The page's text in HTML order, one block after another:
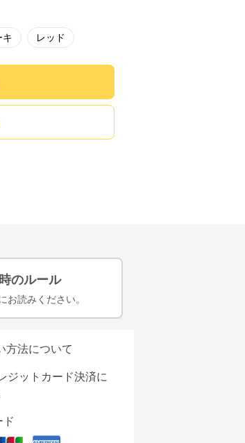
キ レッド
のルール
お読みください。
方法について
ジットカード決済に
ド